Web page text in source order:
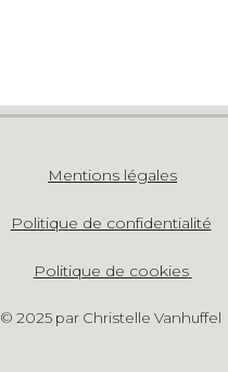
Mentions légales
Politique de confidentialité
Politique de cookies
© 2025 par Christelle Vanhuffel